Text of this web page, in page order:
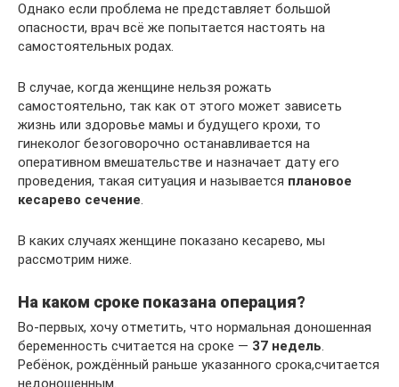
Однако если проблема не представляет большой
опасности, врач всё же попытается настоять на
самостоятельных родах.
В случае, когда женщине нельзя рожать
самостоятельно, так как от этого может зависеть
жизнь или здоровье мамы и будущего крохи, то
гинеколог безоговорочно останавливается на
оперативном вмешательстве и назначает дату его
проведения, такая ситуация и называется плановое
кесарево сечение.
В каких случаях женщине показано кесарево, мы
рассмотрим ниже.
На каком сроке показана операция?
Во-первых, хочу отметить, что нормальная доношенная
беременность считается на сроке — 37 недель.
Ребёнок, рождённый раньше указанного срока,считается
недоношенным.